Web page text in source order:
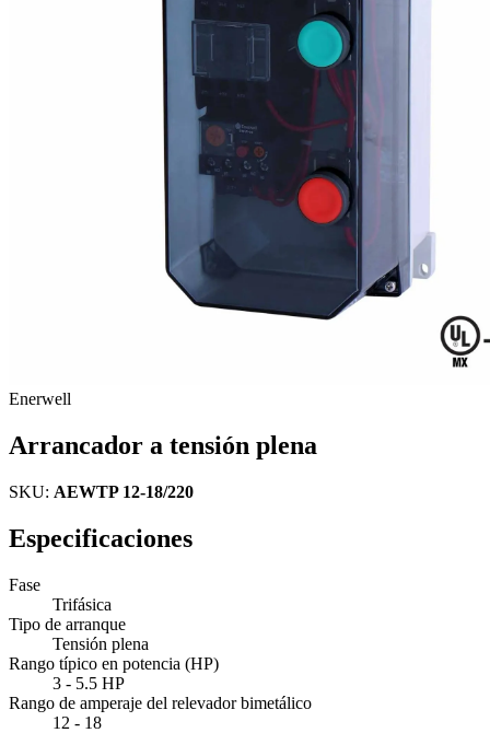
Enerwell
Arrancador a tensión plena
SKU: AEWTP 12-18/220
Especificaciones
Fase
Trifásica
Tipo de arranque
Tensión plena
Rango típico en potencia (HP)
3 - 5.5 HP
Rango de amperaje del relevador bimetálico
12 - 18